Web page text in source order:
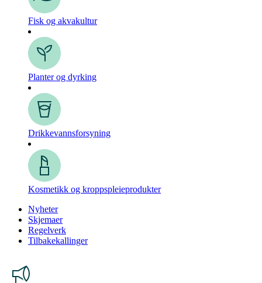
Fisk og akvakultur
Planter og dyrking
Drikkevanns­forsyning
Kosmetikk og kroppspleie­produkter
Nyheter
Skjemaer
Regelverk
Tilbakekallinger